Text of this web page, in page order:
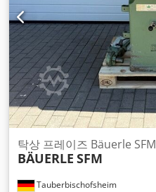
Tauberbischofsheim
탁상 프레이즈 Bäuerle SFM
BÄUERLE SFM